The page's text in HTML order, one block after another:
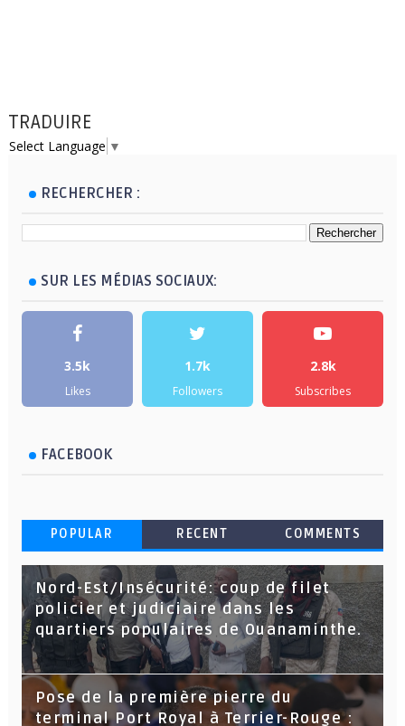
TRADUIRE
Select Language ▼
RECHERCHER :
SUR LES MÉDIAS SOCIAUX:
3.5k
Likes
1.7k
Followers
2.8k
Subscribes
FACEBOOK
POPULAR RECENT COMMENTS
Nord-Est/Insécurité: coup de filet
policier et judiciaire dans les
quartiers populaires de Ouanaminthe.
Pose de la première pierre du
terminal Port Royal à Terrier-Rouge :